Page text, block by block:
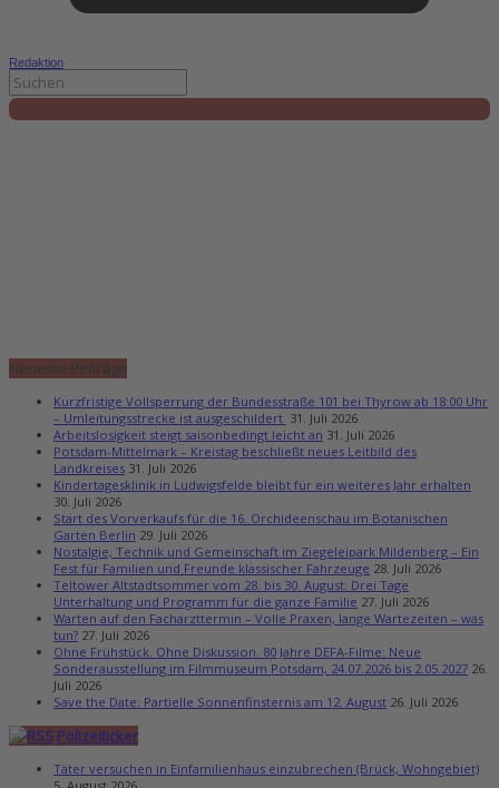
Redaktion
Neueste Beiträge
Kurzfristige Vollsperrung der Bundesstraße 101 bei Thyrow ab 18:00 Uhr
– Umleitungsstrecke ist ausgeschildert 31. Juli 2026
Arbeitslosigkeit steigt saisonbedingt leicht an 31. Juli 2026
Potsdam-Mittelmark – Kreistag beschließt neues Leitbild des
Landkreises 31. Juli 2026
Kindertagesklinik in Ludwigsfelde bleibt für ein weiteres Jahr erhalten
30. Juli 2026
Start des Vorverkaufs für die 16. Orchideenschau im Botanischen
Garten Berlin 29. Juli 2026
Nostalgie, Technik und Gemeinschaft im Ziegeleipark Mildenberg – Ein
Fest für Familien und Freunde klassischer Fahrzeuge 28. Juli 2026
Teltower Altstadtsommer vom 28. bis 30. August: Drei Tage
Unterhaltung und Programm für die ganze Familie 27. Juli 2026
Warten auf den Facharzttermin – Volle Praxen, lange Wartezeiten – was
tun? 27. Juli 2026
Ohne Frühstück. Ohne Diskussion. 80 Jahre DEFA-Filme: Neue
Sonderausstellung im Filmmuseum Potsdam, 24.07.2026 bis 2.05.2027 26.
Juli 2026
Save the Date: Partielle Sonnenfinsternis am 12. August 26. Juli 2026
Polizeiticker
Täter versuchen in Einfamilienhaus einzubrechen (Brück, Wohngebiet)